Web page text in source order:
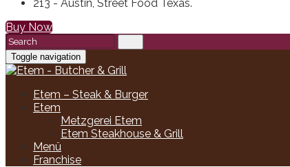
213 - Austin, Street Food Texas.
Buy Now
Toggle navigation
Etem – Steak & Burger
Etem
Metzgerei Etem
Etem Steakhouse & Grill
Menü
Franchise